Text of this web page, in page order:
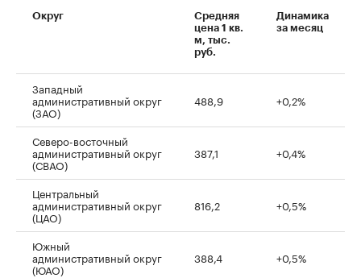
Округ
Средняя
цена 1 кв.
м, тыс.
руб.
Динамика
за месяц
Западный
административный округ
(ЗАО)
488,9 +0,2%
Северо-восточный
административный округ
(СВАО)
387,1 +0,4%
Центральный
административный округ
(ЦАО)
816,2 +0,5%
Южный
административный округ
(ЮАО)
388,4 +0,5%